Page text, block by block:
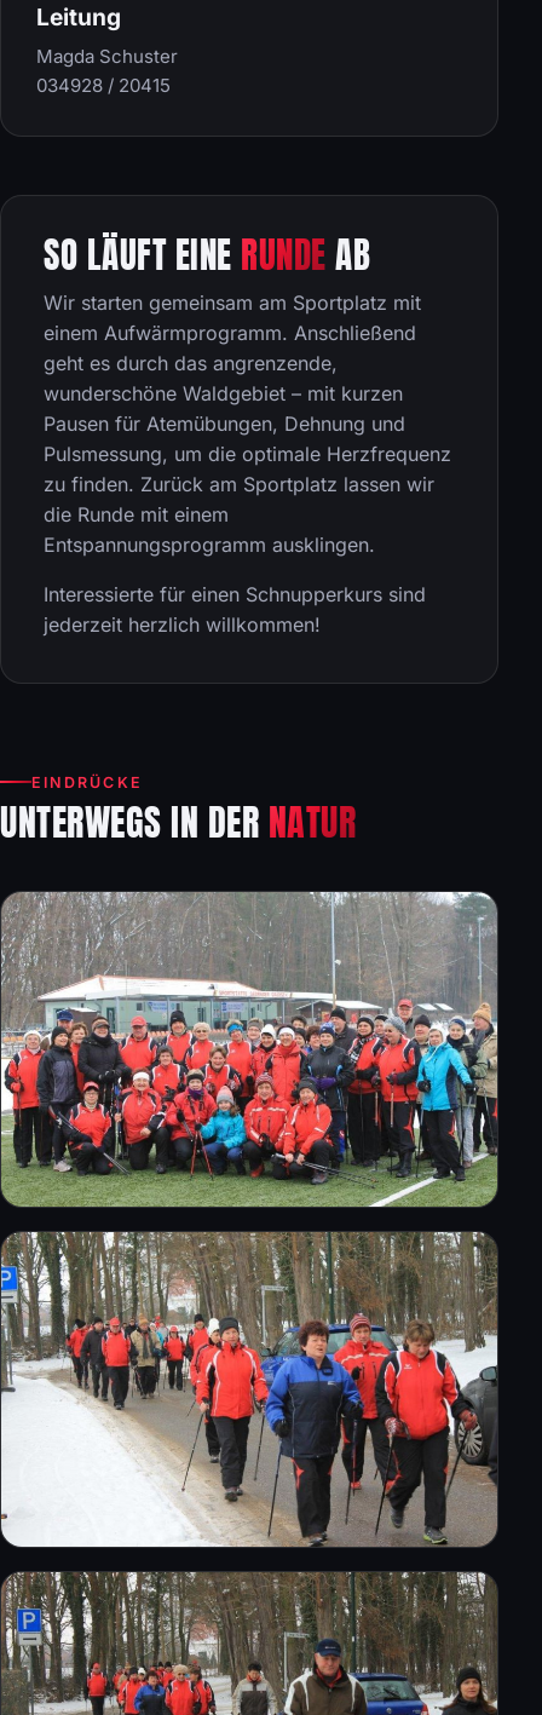
Leitung
Magda Schuster
034928 / 20415
SO LÄUFT EINE RUNDEAB
Wir starten gemeinsam am Sportplatz mit
einem Aufwärmprogramm. Anschließend
geht es durch das angrenzende,
wunderschöne Waldgebiet – mit kurzen
Pausen für Atemübungen, Dehnung und
Pulsmessung, um die optimale Herzfrequenz
zu finden. Zurück am Sportplatz lassen wir
die Runde mit einem
Entspannungsprogramm ausklingen.
Interessierte für einen Schnupperkurs sind
jederzeit herzlich willkommen!
EINDRÜCKE
UNTERWEGS IN DERNATUR